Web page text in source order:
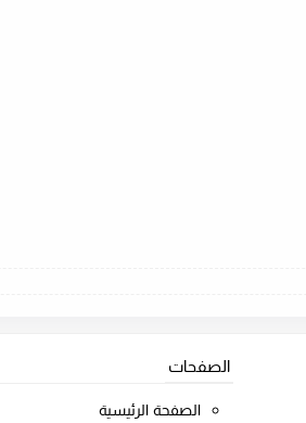
الصفحات
الصفحة الرئيسية